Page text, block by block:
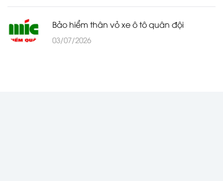
Bảo hiểm thân vỏ xe ô tô quân đội
03/07/2026